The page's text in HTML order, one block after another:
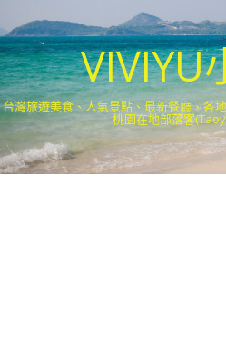
VIVIYU
台灣旅遊美食、人氣景點、最新餐廳、各
桃園在地部落客